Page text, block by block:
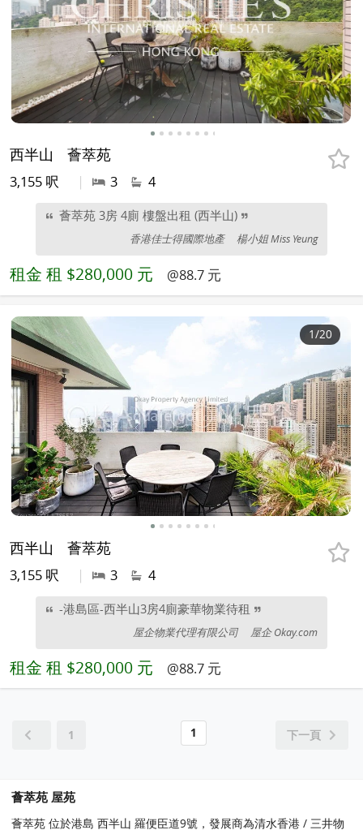
西半山 薈萃苑
3,155 呎 | 3 4
薈萃苑 3房 4廁 樓盤出租 (西半山)
香港佳士得國際地產 楊小姐 Miss Yeung
租金 租 $280,000 元 @88.7 元
1/20
西半山 薈萃苑
3,155 呎 | 3 4
-港島區-西半山3房4廁豪華物業待租
屋企物業代理有限公司 屋企 Okay.com
租金 租 $280,000 元 @88.7 元
1 1 下一頁
薈萃苑 屋苑
薈萃苑 位於港島 西半山 羅便臣道9號，發展商為清水香港 / 三井物